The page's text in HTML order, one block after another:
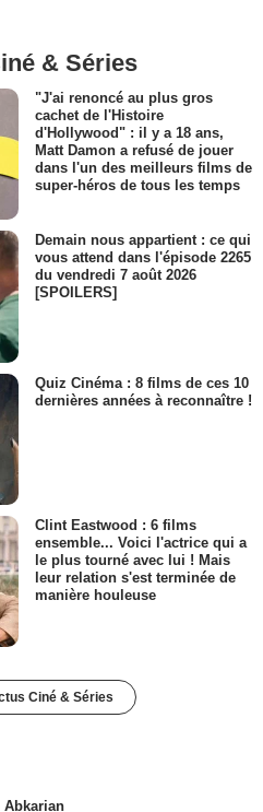
& Séries
"J'ai renoncé au plus gros
cachet de l'Histoire
d'Hollywood" : il y a 18 ans,
Matt Damon a refusé de jouer
dans l'un des meilleurs films de
super-héros de tous les temps
Demain nous appartient : ce qui
vous attend dans l'épisode 2265
du vendredi 7 août 2026
[SPOILERS]
Quiz Cinéma : 8 films de ces 10
dernières années à reconnaître !
Clint Eastwood : 6 films
ensemble... Voici l'actrice qui a
le plus tourné avec lui ! Mais
leur relation s'est terminée de
manière houleuse
Ciné & Séries
Abkarian